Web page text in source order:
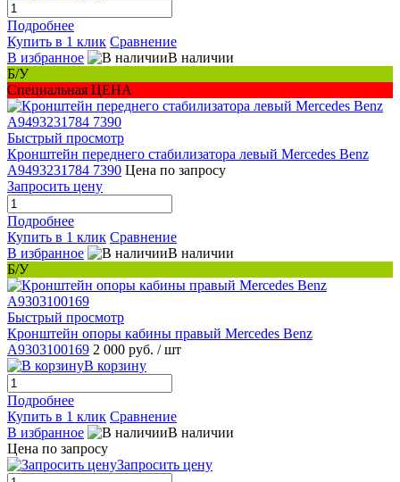
Подробнее
Купить в 1 клик Сравнение
В избранное
В наличии
Б/У
Специальная ЦЕНА
Быстрый просмотр
Кронштейн переднего стабилизатора левый Mercedes Benz
A9493231784 7390 Цена по запросу
Запросить цену
Подробнее
Купить в 1 клик Сравнение
В избранное
В наличии
Б/У
Быстрый просмотр
Кронштейн опоры кабины правый Mercedes Benz
A9303100169 2 000 руб. / шт
В корзину
Подробнее
Купить в 1 клик Сравнение
В избранное
В наличии
Цена по запросу
Запросить цену